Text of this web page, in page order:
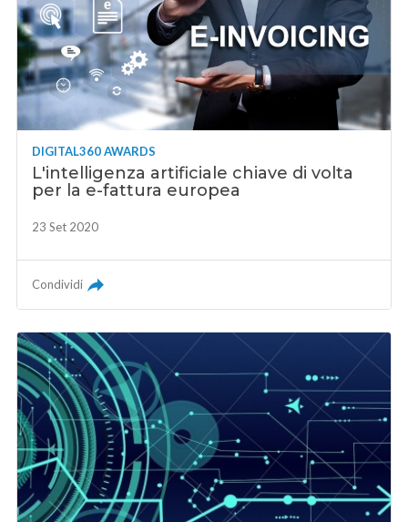
DIGITAL360 AWARDS
L'intelligenza artificiale chiave di volta
per la e-fattura europea
23 Set 2020
Condividi